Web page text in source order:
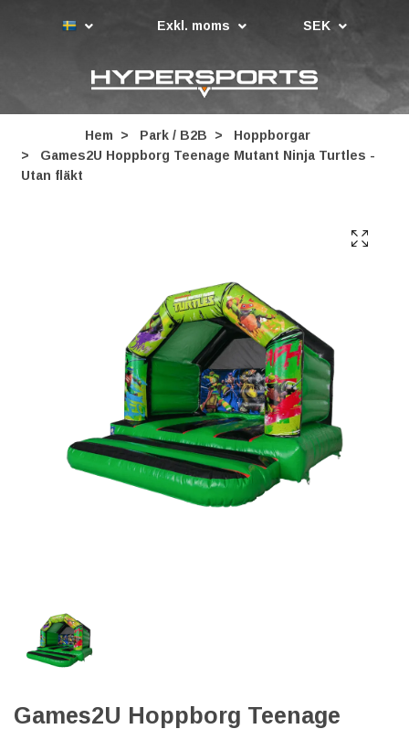
Exkl. moms SEK
Hem Park / B2B
Hoppborgar
Games2U Hoppborg Teenage Mutant Ninja Turtles -
Utan fläkt
Games2U Hoppborg Teenage